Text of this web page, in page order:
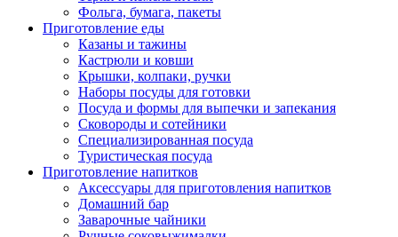
Фольга, бумага, пакеты
Приготовление еды
Казаны и тажины
Кастрюли и ковши
Крышки, колпаки, ручки
Наборы посуды для готовки
Посуда и формы для выпечки и запекания
Сковороды и сотейники
Специализированная посуда
Туристическая посуда
Приготовление напитков
Аксессуары для приготовления напитков
Домашний бар
Заварочные чайники